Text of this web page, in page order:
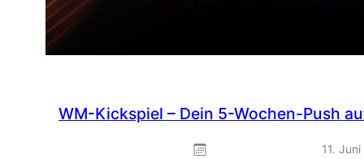
WM-Kickspiel – Dein 5-Wochen-Push
11.